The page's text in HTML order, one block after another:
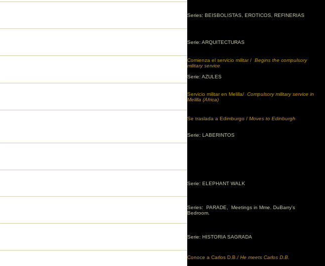
Series: BEISBOLISTAS, EROTICOS, REFINERIAS
Serie: ARQUITECTURAS
Comienza el servicio militar / Begins the compulsory
military service
Serie: AZULES
Servicio militar en Melilla/ Compulsory military service in
Melilla (Africa)
Se traslada a Edimburgo / Moves to Edinburgh
Serie: LABERINTOS
Serie: ELEPHANT WALK
Series: PARADE, Meetings in Mme. DuBarry's
Bedroom.
Serie: HISTORIA SAGRADA
Conoce a Carlos D.B./ He meets Carlos D.B.